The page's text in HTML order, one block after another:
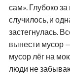
сам». Глубоко
случилось, и
застегнулась.
вынести мусор
мусор лёг на
люди не